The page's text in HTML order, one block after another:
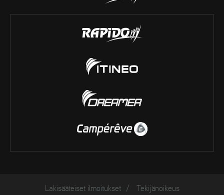
Lakisääteiset ilmoitukset / Tekijänoikeus